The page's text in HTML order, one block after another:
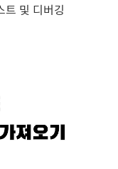
트 및 디버깅